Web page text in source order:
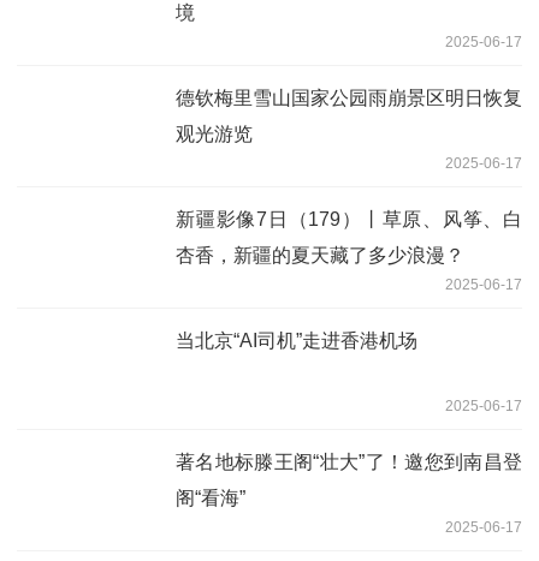
境
2025-06-17
德钦梅里雪山国家公园雨崩景区明日恢复
观光游览
2025-06-17
新疆影像7日（179）丨草原、风筝、白
杏香，新疆的夏天藏了多少浪漫？
2025-06-17
当北京“AI司机”走进香港机场
2025-06-17
著名地标滕王阁“壮大”了！邀您到南昌登
阁“看海”
2025-06-17